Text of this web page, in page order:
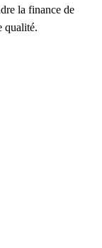
la finance de
qualité.